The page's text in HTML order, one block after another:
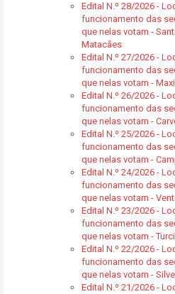
Edital N.º 28/2026 -
funcionamento das
que nelas votam -
Matacães
Edital N.º 27/2026 -
funcionamento das
que nelas votam -
Edital N.º 26/2026 -
funcionamento das
que nelas votam -
Edital N.º 25/2026 -
funcionamento das
que nelas votam -
Edital N.º 24/2026 -
funcionamento das
que nelas votam -
Edital N.º 23/2026 -
funcionamento das
que nelas votam -
Edital N.º 22/2026 -
funcionamento das
que nelas votam -
Edital N.º 21/2026 -